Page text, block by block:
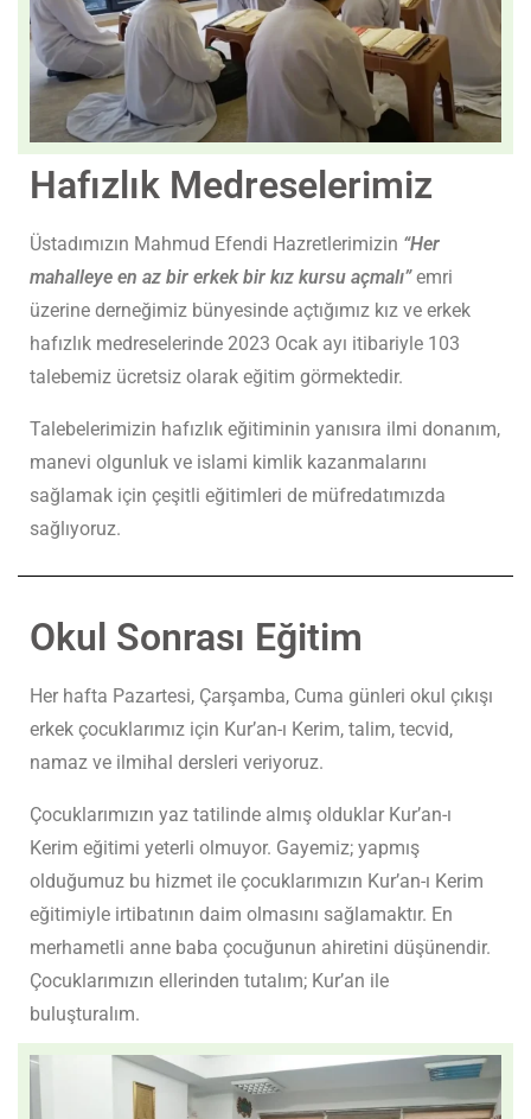
Hafızlık Medreselerimiz
Üstadımızın Mahmud Efendi Hazretlerimizin “Her
mahalleye en az bir erkek bir kız kursu açmalı”emri
üzerine derneğimiz bünyesinde açtığımız kız ve erkek
hafızlık medreselerinde 2023 Ocak ayı itibariyle 103
talebemiz ücretsiz olarak eğitim görmektedir.
Talebelerimizin hafızlık eğitiminin yanısıra ilmi donanım,
manevi olgunluk ve islami kimlik kazanmalarını
sağlamak için çeşitli eğitimleri de müfredatımızda
sağlıyoruz.
Okul Sonrası Eğitim
Her hafta Pazartesi, Çarşamba, Cuma günleri okul çıkışı
erkek çocuklarımız için Kur’an-ı Kerim, talim, tecvid,
namaz ve ilmihal dersleri veriyoruz.
Çocuklarımızın yaz tatilinde almış olduklar Kur’an-ı
Kerim eğitimi yeterli olmuyor. Gayemiz; yapmış
olduğumuz bu hizmet ile çocuklarımızın Kur’an-ı Kerim
eğitimiyle irtibatının daim olmasını sağlamaktır. En
merhametli anne baba çocuğunun ahiretini düşünendir.
Çocuklarımızın ellerinden tutalım; Kur’an ile
buluşturalım.